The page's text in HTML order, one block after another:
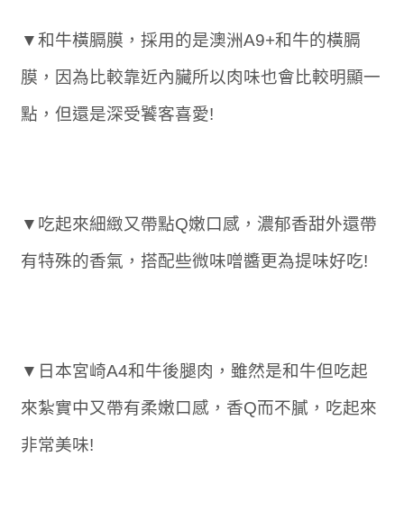
▼和牛橫膈膜，採用的是澳洲A9+和牛的橫膈
膜，因為比較靠近內臟所以肉味也會比較明顯一
點，但還是深受饕客喜愛!
▼吃起來細緻又帶點Q嫩口感，濃郁香甜外還帶
有特殊的香氣，搭配些微味噌醬更為提味好吃!
▼日本宮崎A4和牛後腿肉，雖然是和牛但吃起
來紮實中又帶有柔嫩口感，香Q而不膩，吃起來
非常美味!